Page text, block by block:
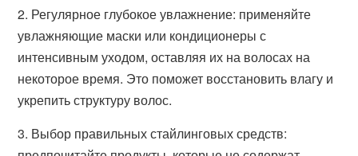
2. Регулярное глубокое увлажнение: применяйте
увлажняющие маски или кондиционеры с
интенсивным уходом, оставляя их на волосах на
некоторое время. Это поможет восстановить влагу и
укрепить структуру волос.
3. Выбор правильных стайлинговых средств: